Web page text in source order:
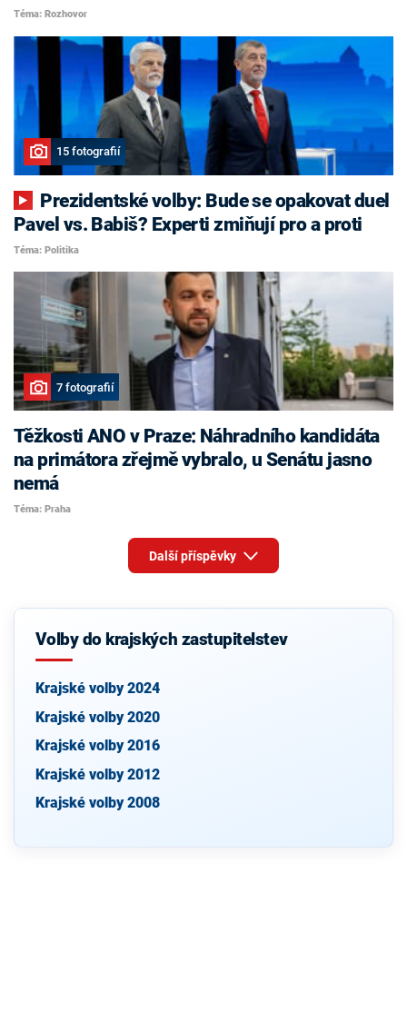
Téma: Rozhovor
15 fotografií
Pavel vs. Babiš? Experti zmiňují pro a proti
Téma: Politika
7 fotografií
Těžkosti ANO v Praze: Náhradního kandidáta
na primátora zřejmě vybralo, u Senátu jasno
nemá
Téma: Praha
Další příspěvky
Volby do krajských zastupitelstev
Krajské volby 2024
Krajské volby 2020
Krajské volby 2016
Krajské volby 2012
Krajské volby 2008